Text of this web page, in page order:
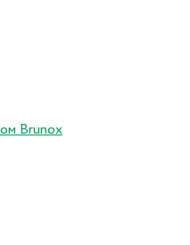
Brunox